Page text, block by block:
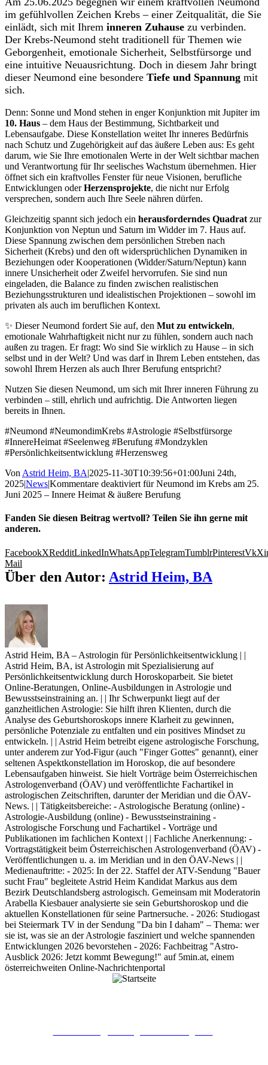
im gefühlvollen Zeichen Krebs – einer Zeitqualität, die Sie
einlädt, sich mit Ihrem inneren Zuhause zu verbinden.
Der Krebs-Neumond steht traditionell für Themen wie
Geborgenheit, emotionale Sicherheit, Selbstfürsorge und
eine intuitive Neuausrichtung. Doch in diesem Jahr bringt
dieser Neumond eine besondere Tiefe und Spannung mit
sich.
Denn: Sonne und Mond stehen in enger Konjunktion mit Jupiter im
10. Haus – dem Haus der Bestimmung, Sichtbarkeit und
Lebensaufgabe. Diese Konstellation weitet Ihr inneres Bedürfnis
nach Schutz und Zugehörigkeit auf das äußere Leben aus: Es geht
darum, wie Sie Ihre emotionalen Werte in der Welt sichtbar machen
und Verantwortung für Ihr seelisches Wachstum übernehmen. Hier
öffnet sich ein kraftvolles Fenster für neue Visionen, berufliche
Entwicklungen oderHerzensprojekte, die nicht nur Erfolg
versprechen, sondern auch Ihre Seele nähren dürfen.
Gleichzeitig spannt sich jedoch ein herausforderndes Quadrat zur
Konjunktion von Neptun und Saturn im Widder im 7. Haus auf.
Diese Spannung zwischen dem persönlichen Streben nach
Sicherheit (Krebs) und den oft widersprüchlichen Dynamiken in
Beziehungen oder Kooperationen (Widder/Saturn/Neptun) kann
innere Unsicherheit oder Zweifel hervorrufen. Sie sind nun
eingeladen, die Balance zu finden zwischen realistischen
Beziehungsstrukturen und idealistischen Projektionen – sowohl im
privaten als auch im beruflichen Kontext.
✨ Dieser Neumond fordert Sie auf, den Mut zu entwickeln,
emotionale Wahrhaftigkeit nicht nur zu fühlen, sondern auch nach
außen zu tragen. Er fragt: Wo sind Sie wirklich zu Hause – in sich
selbst und in der Welt? Und was darf in Ihrem Leben entstehen, das
sowohl Ihrem Herzen als auch Ihrer Berufung entspricht?
Nutzen Sie diesen Neumond, um sich mit Ihrer inneren Führung zu
verbinden – still, ehrlich und aufrichtig. Die Antworten liegen
bereits in Ihnen.
#Neumond #NeumondimKrebs #Astrologie #Selbstfürsorge
#InnereHeimat #Seelenweg #Berufung #Mondzyklen
#Persönlichkeitsentwicklung #Herzensweg
Von Astrid Heim, BA|2025-11-30T10:39:56+01:00Juni 24th,
2025|News|Kommentare deaktiviert für Neumond im Krebs am 25.
Juni 2025 – Innere Heimat & äußere Berufung
Fanden Sie diesen Beitrag wertvoll? Teilen Sie ihn gerne mit
anderen.
FacebookXRedditLinkedInWhatsAppTelegramTumblrPinterestVk
Mail
Über den Autor: Astrid Heim, BA
Astrid Heim, BA – Astrologin für Persönlichkeitsentwicklung | |
Astrid Heim, BA, ist Astrologin mit Spezialisierung auf
Persönlichkeitsentwicklung durch Horoskoparbeit. Sie bietet
Online-Beratungen, Online-Ausbildungen in Astrologie und
Bewusstseinstraining an. | | Ihr Schwerpunkt liegt auf der
ganzheitlichen Astrologie: Sie hilft ihren Klienten, durch die
Analyse des Geburtshoroskops innere Klarheit zu gewinnen,
persönliche Potenziale zu entfalten und ein positives Mindset zu
entwickeln. | | Astrid Heim betreibt eigene astrologische Forschung,
unter anderem zur Yod-Figur (auch "Finger Gottes" genannt), einer
seltenen Aspektkonstellation im Horoskop, die auf besondere
Lebensaufgaben hinweist. Sie hielt Vorträge beim Österreichischen
Astrologenverband (ÖAV) und veröffentlichte Fachartikel in
astrologischen Zeitschriften, darunter der Meridian und die ÖAV-
News. | | Tätigkeitsbereiche: - Astrologische Beratung (online) -
Astrologie-Ausbildung (online) - Bewusstseinstraining -
Astrologische Forschung und Fachartikel - Vorträge und
Publikationen im fachlichen Kontext | | Fachliche Anerkennung: -
Vortragstätigkeit beim Österreichischen Astrologenverband (ÖAV) -
Veröffentlichungen u. a. im Meridian und in den ÖAV-News | |
Medienauftritte: - 2025: In der 22. Staffel der ATV-Sendung "Bauer
sucht Frau" begleitete Astrid Heim Kandidat Markus aus dem
Bezirk Deutschlandsberg astrologisch. Gemeinsam mit Moderatorin
Arabella Kiesbauer analysierte sie sein Geburtshoroskop und die
aktuellen Konstellationen für seine Partnersuche. - 2026: Studiogast
bei Steiermark TV in der Sendung "Da bin I daham" – Thema: wer
sie ist, was sie an der Astrologie fasziniert und welche spannenden
Entwicklungen 2026 bevorstehen - 2026: Fachbeitrag "Astro-
Ausblick 2026: Jetzt kommt Bewegung!" auf 5min.at, einem
österreichweiten Online-Nachrichtenportal